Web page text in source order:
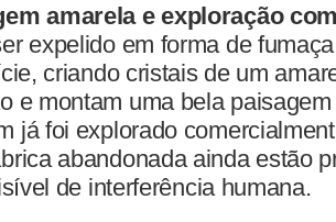
amarela e exploração
expelido em forma de
criando cristais de um
e montam uma bela
já foi explorado
abandonada ainda estão
de interferência humana.